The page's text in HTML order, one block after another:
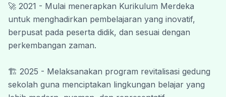
jembatan komunikasi yang efektif antara
sekolah dan masyarakat.
Wassalamu’alaikum Warahmatullahi
#SmapiBeriman #SmapiNextLevel
🚀 2021 - Mulai menerapkan Kurikulum Merdeka
untuk menghadirkan pembelajaran yang inovatif,
berpusat pada peserta didik, dan sesuai dengan
perkembangan zaman.
🏗️ 2025 - Melaksanakan program revitalisasi gedung
sekolah guna menciptakan lingkungan belajar yang